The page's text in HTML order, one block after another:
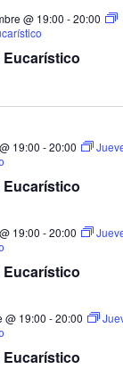
y
v
@ 19:00 -20:00
19:00 -20:00
19:00 -20:00
@ 19:00 -20:00